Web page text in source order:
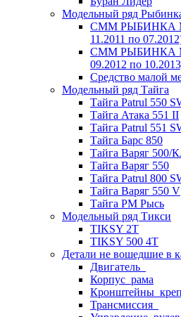
Модельный ряд
СММ РЫБИНКА
11.2011 по
СММ РЫБИНКА
09.2012 по
Средство малой
Модельный ряд Тайга
Тайга Patrul 550
Тайга Атака 551 II
Тайга Patrul 551
Тайга Барс 850
Тайга Варяг 500/
Тайга Варяг 550
Тайга Patrul 800
Тайга Варяг 550 V
Тайга РМ Рысь
Модельный ряд Тикси
TIKSY 2T
TIKSY 500 4T
Детали не вошедшие в
Двигатель_
Корпус_рама
Трансмиссия_